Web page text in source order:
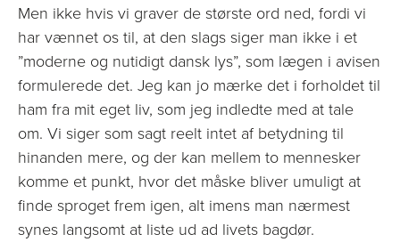
Men ikke hvis vi graver de største ord ned, fordi vi
har vænnet os til, at den slags siger man ikke i et
”moderne og nutidigt dansk lys”, som lægen i avisen
formulerede det. Jeg kan jo mærke det i forholdet til
ham fra mit eget liv, som jeg indledte med at tale
om. Vi siger som sagt reelt intet af betydning til
hinanden mere, og der kan mellem to mennesker
komme et punkt, hvor det måske bliver umuligt at
finde sproget frem igen, alt imens man nærmest
synes langsomt at liste ud ad livets bagdør.